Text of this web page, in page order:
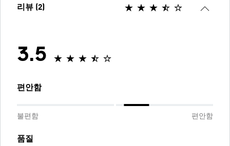
리뷰 (2)
3.5
편안함
불편함 편안함
품질